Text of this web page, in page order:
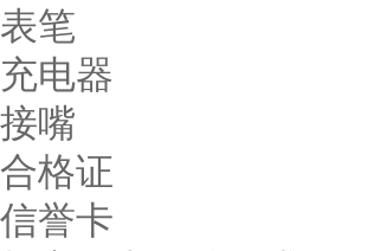
表笔 1
充电器
接嘴 2
合格证
信誉卡